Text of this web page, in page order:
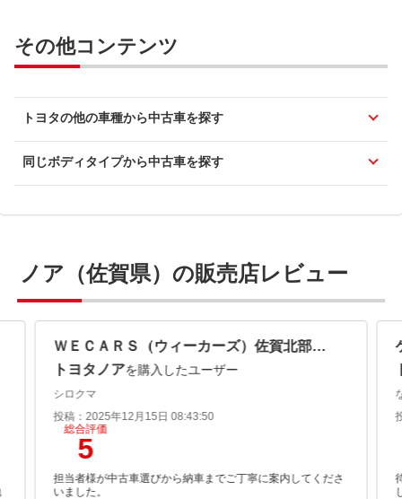
その他コンテンツ
トヨタの他の車種から中古車を探す
同じボディタイプから中古車を探す
ノア（佐賀県）の販売店レビュー
ＷＥＣＡＲＳ（ウィーカーズ）佐賀北部バイパス店
トヨタノアを購入したユーザー
シロクマ
投稿：2025年12月15日 08:43:50
総合評価
5
担当者様が中古車選びから納車までご丁寧に案内してくださ
いました。